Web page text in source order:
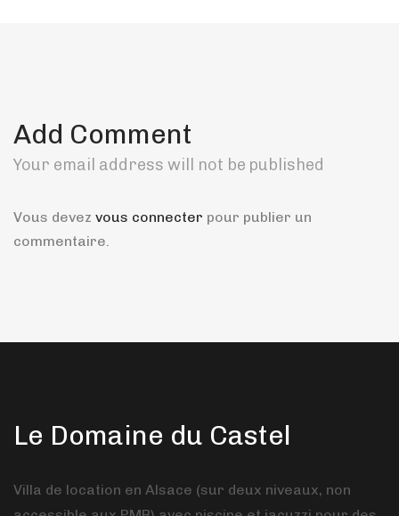
Add Comment
Your email address will not be published
Vous devez vous connecter pour publier un
commentaire.
Le Domaine du Castel
Villa de location en Alsace (sur deux niveaux, non